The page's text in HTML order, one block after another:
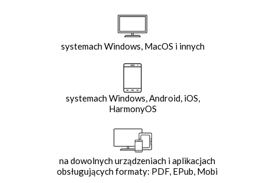
systemach Windows, MacOS i innych
systemach Windows, Android, iOS,
HarmonyOS
na dowolnych urządzeniach i aplikacjach
obsługujących formaty: PDF, EPub, Mobi